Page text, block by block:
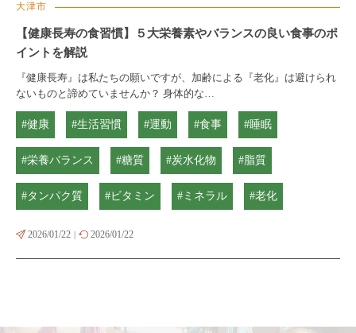
大津市
【健康長寿の食習慣】５大栄養素やバランスの良い食事のポ
イントを解説
『健康長寿』は私たちの願いですが、加齢による『老化』は避けられ
ないものと諦めていませんか？ 身体的な…
#健康 #生活習慣 #運動 #食事 #睡眠
#栄養バランス #糖質 #炭水化物 #脂質
#タンパク質 #ビタミン #ミネラル #老化
2026/01/22 | 2026/01/22